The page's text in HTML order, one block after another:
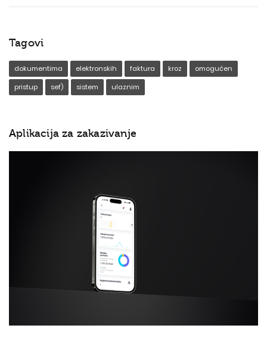
Tagovi
dokumentima elektronskih faktura kroz
omogućen
pristup
sef) sistem ulaznim
Aplikacija za zakazivanje